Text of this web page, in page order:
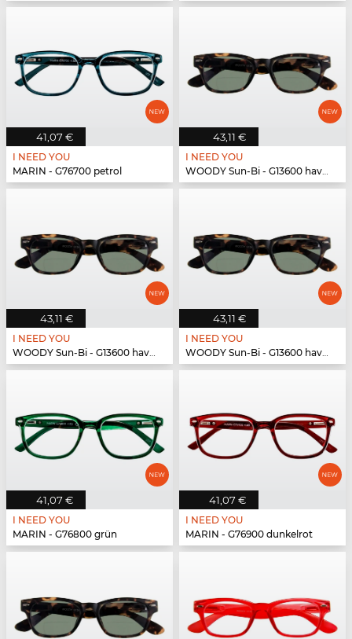
41,07 €
I NEED YOU
MARIN - G76700 petrol
43,11 €
I NEED YOU
WOODY Sun-Bi - G13600 havanna
43,11 €
I NEED YOU
WOODY Sun-Bi - G13600 havanna
43,11 €
I NEED YOU
WOODY Sun-Bi - G13600 havanna
41,07 €
I NEED YOU
MARIN - G76800 grün
41,07 €
I NEED YOU
MARIN - G76900 dunkelrot